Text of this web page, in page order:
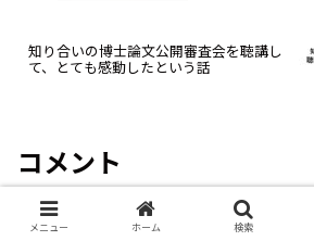
知り合いの博士論文公開審査会を聴講し
て、とても感動したという話
コメント
コメントを書き込む
メニュー ホーム 検索